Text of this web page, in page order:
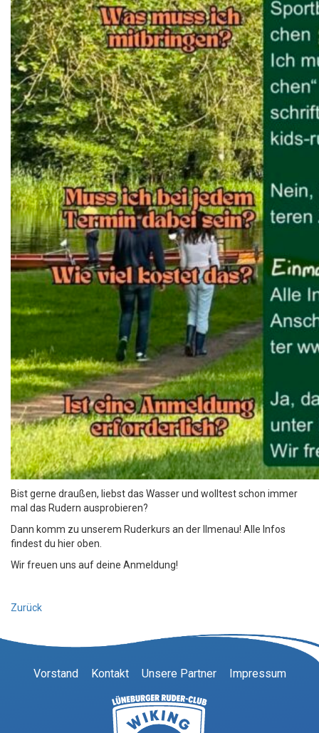
Bist gerne draußen, liebst das Wasser und wolltest schon immer
mal das Rudern ausprobieren?
Dann komm zu unserem Ruderkurs an der Ilmenau! Alle Infos
findest du hier oben.
Wir freuen uns auf deine Anmeldung!
Zurück
Vorstand Kontakt Unsere Partner Impressum